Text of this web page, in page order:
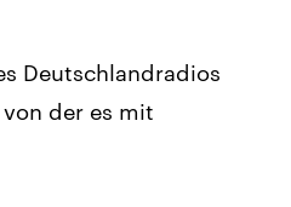
Deutschlandradios
der es mit